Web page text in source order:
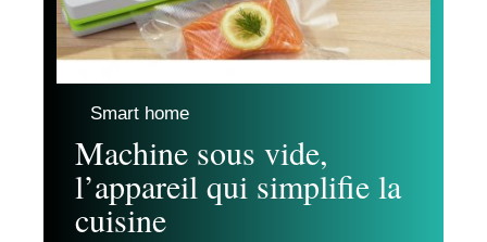
Smart home
Machine sous vide,
l’appareil qui simplifie la
cuisine